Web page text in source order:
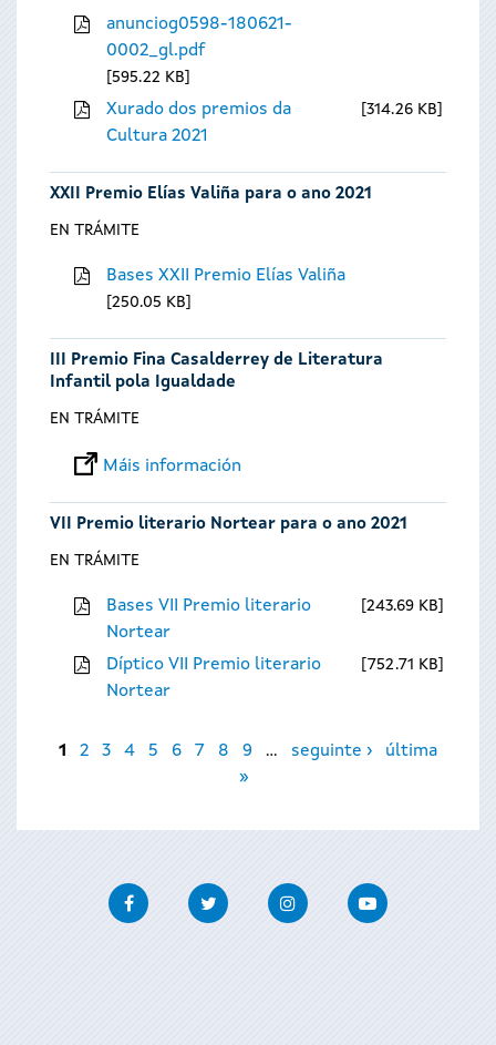
anunciog0598-180621-
0002_gl.pdf
595.22 KB
Xurado dos premios da
Cultura 2021
314.26 KB
XXII Premio Elías Valiña para o ano 2021
EN TRÁMITE
Bases XXII Premio Elías Valiña
250.05 KB
III Premio Fina Casalderrey de Literatura
Infantil pola Igualdade
EN TRÁMITE
Máis información
VII Premio literario Nortear para o ano 2021
EN TRÁMITE
Bases VII Premio literario
Nortear
243.69 KB
Díptico VII Premio literario
Nortear
752.71 KB
Páxinas
1 2 3 4 5 6 7 8 9 … seguinte ›
última
»
FacebookTwitter InstagramYoutube